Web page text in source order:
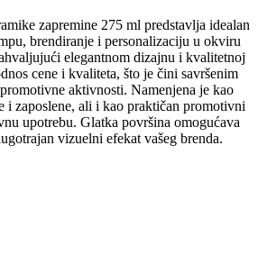
zapremine 275 ml predstavlja idealan
brendiranje i personalizaciju u okviru
elegantnom dizajnu i kvalitetnoj
cene i kvaliteta, što je čini savršenim
aktivnosti. Namenjena je kao
i zaposlene, ali i kao praktičan promotivni
upotrebu. Glatka površina omogućava
vizuelni efekat vašeg brenda.